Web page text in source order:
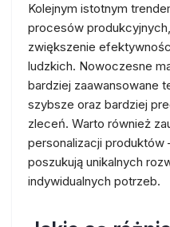
Kolejnym istotnym
procesów
zwiększenie
ludzkich. Nowoczesne
bardziej zaawansowane
szybsze oraz bardziej
zleceń. Warto również
personalizacji produktów
poszukują unikalnych
indywidualnych potrzeb.